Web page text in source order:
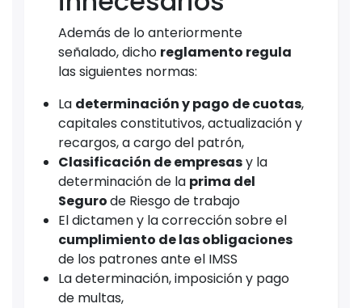
Además de lo anteriormente
señalado, dicho reglamento regula
las siguientes normas:
La determinación y pago de cuotas,
capitales constitutivos, actualización y
recargos, a cargo del patrón,
Clasificación de empresasy la
determinación de la prima del
Segurode Riesgo de trabajo
El dictamen y la corrección sobre el
cumplimiento de las obligaciones
de los patrones ante el IMSS
La determinación, imposición y pago
de multas,